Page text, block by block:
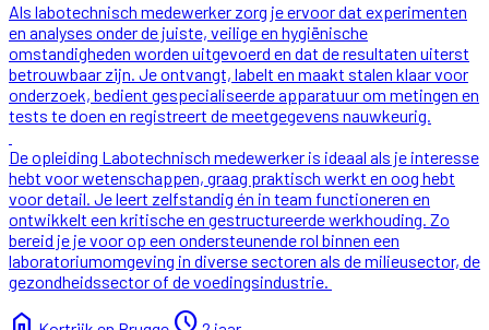
Als labotechnisch medewerker zorg je ervoor dat experimenten
en analyses onder de juiste, veilige en hygiënische
omstandigheden worden uitgevoerd en dat de resultaten uiterst
betrouwbaar zijn. Je ontvangt, labelt en maakt stalen klaar voor
onderzoek, bedient gespecialiseerde apparatuur om metingen en
tests te doen en registreert de meetgegevens nauwkeurig.
De opleiding Labotechnisch medewerker is ideaal als je interesse
hebt voor wetenschappen, graag praktisch werkt en oog hebt
voor detail. Je leert zelfstandig én in team functioneren en
ontwikkelt een kritische en gestructureerde werkhouding. Zo
bereid je je voor op een ondersteunende rol binnen een
laboratoriumomgeving in diverse sectoren als de milieusector, de
gezondheidssector of de voedingsindustrie.
home schedule